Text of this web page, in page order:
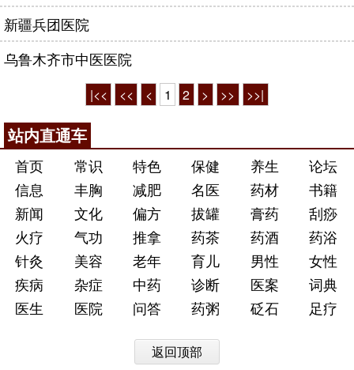
新疆兵团医院
乌鲁木齐市中医医院
|<< << < 1 2 > >> >>|
站内直通车
首页 常识 特色 保健 养生
论坛
信息
丰胸 减肥 名医 药材
书籍
新闻
文化 偏方 拔罐 膏药
刮痧
火疗
气功 推拿 药茶 药酒
药浴
针灸
美容 老年 育儿 男性
女性
疾病
杂症 中药 诊断 医案
词典
医生
医院 问答 药粥 砭石 足疗
返回顶部